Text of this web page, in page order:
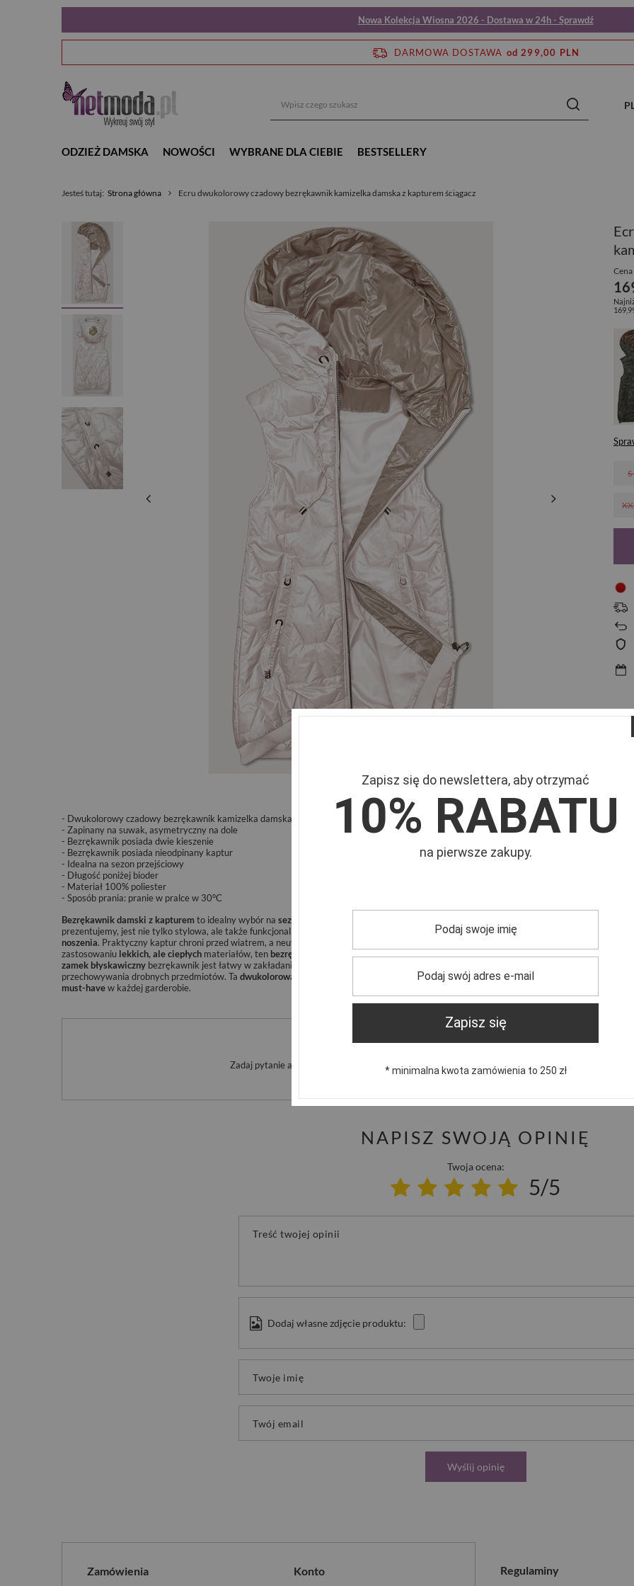
Nowa Kolekcja Wiosna 2026 - Dostawa w 24h - Sprawdź
DARMOWA DOSTAWA od 299,00 PLN
ODZIEŻ DAMSKA NOWOŚCI WYBRANE DLA CIEBIE BESTSELLERY
Jesteś tutaj: Strona główna Ecru dwukolorowy czadowy bezrękawnik kamizelka damska z kapturem ściągacz
- Dwukolorowy czadowy bezrękawnik kamizelka damska z kapturem
- Zapinany na suwak, asymetryczny na dole
- Bezrękawnik posiada dwie kieszenie
- Bezrękawnik posiada nieodpinany kaptur
- Idealna na sezon przejściowy
- Długość poniżej bioder
- Materiał 100% poliester
- Sposób prania: pranie w pralce w 30°C
Bezrękawnik damski z kapturemto idealny wybór na sezon przejściowy
prezentujemy, jest nie tylko stylowa, ale także funkcjonalna. Jej
zapewnia doskonałą izolację ikomfort
noszenia. Praktyczny kaptur chroni przed wiatrem, a neutralne kolory łatwo dopasować do różnych stylizacji. Dzięki
zastosowaniu lekkich, ale ciepłych materiałów, ten bezrękawnik
zamek błyskawiczny bezrękawnik jest łatwy w zakładaniu i zdejmowaniu, a jego
przechowywania drobnych przedmiotów. Ta dwukolorowa kamizelka damska
łączy w sobie elegancję i praktyczność, będąc
must-havew każdej garderobie.
Potrzebujesz pomocy? Masz pytania?
Zadaj pytanie a my odpowiemy niezwłocznie, najciekawsze pytania i odpowiedzi
publikując dla innych.
NAPISZ SWOJĄ OPINIĘ
Twoja ocena:
5/5
Treść twojej opinii
Dodaj własne zdjęcie produktu:
Twoje imię
Twój email
Wyślij opinię
Zamówienia Konto Regulaminy
Zapisz się do newslettera, aby otrzymać
10% RABATU
na pierwsze zakupy.
Zapisz się
* minimalna kwota zamówienia to 250 zł